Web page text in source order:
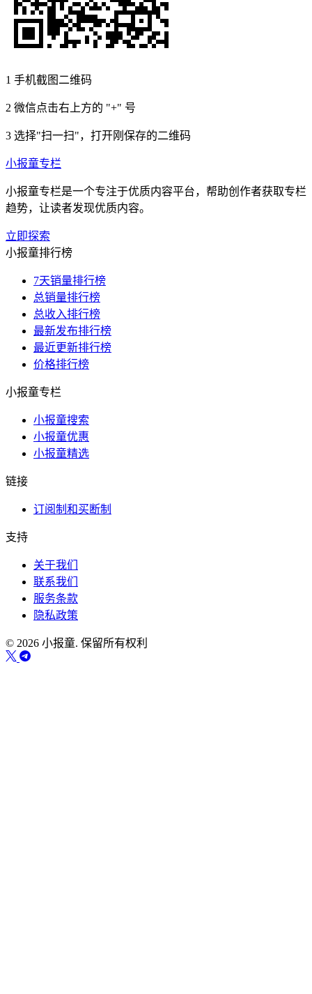
1 手机截图二维码
2 微信点击右上方的 "+" 号
3 选择"扫一扫"，打开刚保存的二维码
小报童专栏
小报童专栏是一个专注于优质内容平台，帮助创作者获取专栏
趋势，让读者发现优质内容。
立即探索
小报童排行榜
7天销量排行榜
总销量排行榜
总收入排行榜
最新发布排行榜
最近更新排行榜
价格排行榜
小报童专栏
小报童搜索
小报童优惠
小报童精选
链接
订阅制和买断制
支持
关于我们
联系我们
服务条款
隐私政策
© 2026 小报童. 保留所有权利